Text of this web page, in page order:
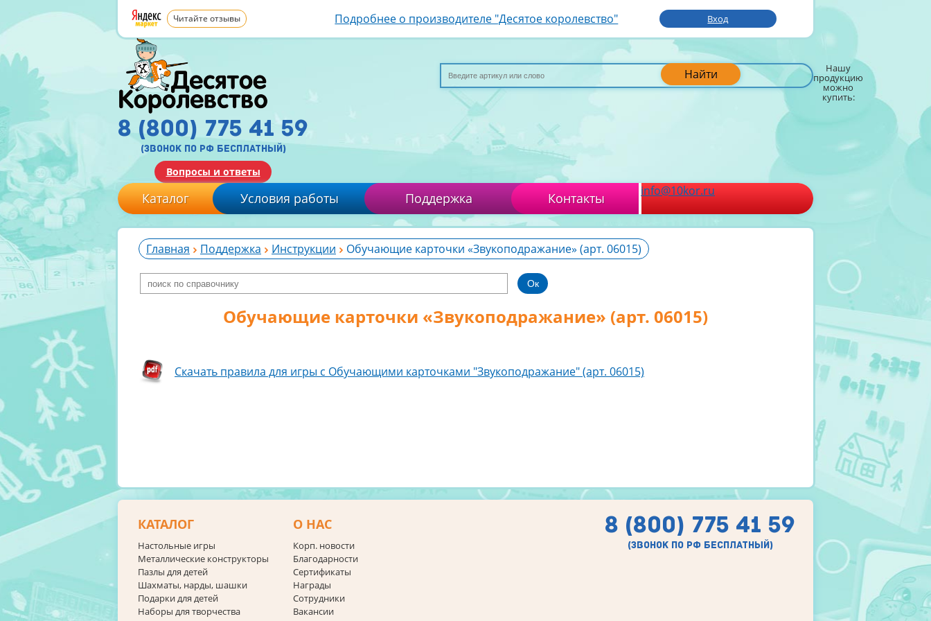
Читайте отзывы Подробнее о производителе "Десятое королевство" Вход
Найти Нашу
продукцию
можно
купить:
8 (800) 775 41 59
(звонок по рф бесплатный)
Вопросы и ответы
Каталог Условия работы Поддержка Контакты info@10kor.ru
Главная Поддержка Инструкции Обучающие карточки «Звукоподражание» (арт. 06015)
Обучающие карточки «Звукоподражание» (арт. 06015)
Скачать правила для игры с Обучающими карточками "Звукоподражание" (арт. 06015)
КАТАЛОГ
Настольные игры
Металлические конструкторы
Пазлы для детей
Шахматы, нарды, шашки
Подарки для детей
Наборы для творчества
О НАС
Корп. новости
Благодарности
Сертификаты
Награды
Сотрудники
Вакансии
8 (800) 775 41 59
(звонок по рф бесплатный)